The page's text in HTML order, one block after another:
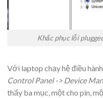
Khắc phục lỗi
Với laptop chạy hệ điều
Control Panel -> Device
thấy ba mục, một cho pin,